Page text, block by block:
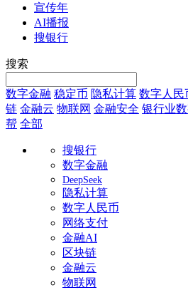
宣传年
AI播报
搜银行
搜索
数字金融 稳定币 隐私计算 数字人民
链 金融云 物联网 金融安全 银行业
帮 全部
搜银行
数字金融
DeepSeek
隐私计算
数字人民币
网络支付
金融AI
区块链
金融云
物联网